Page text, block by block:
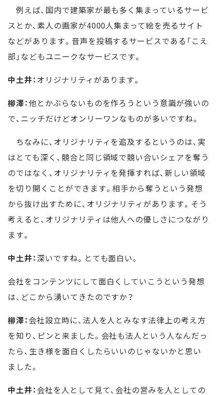
例えば、国内で建築家が最も多く集まっているサービ
スとか、素人の画家が4000人集まって絵を売るサイト
などがあります。音声を投稿するサービスである「こえ
部」などもユニークなサービスです。
中土井：オリジナリティがあります。
柳澤：他とかぶらないものを作ろうという意識が強いの
で、ニッチだけどオンリーワンなものが多いですね。
ちなみに、オリジナリティを追及するというのは、実
はとても深く、競合と同じ領域で競い合いシェアを奪う
のではなく、オリジナリティを発揮すれば、新しい領域
を切り開くことができます。相手から奪うという発想
から抜け出すために、オリジナリティがあります。そう
考えると、オリジナリティは他人への優しさにつながり
ます。
中土井：深いですね。とても面白い。
会社をコンテンツにして面白くしていこうという発想
は、どこから湧いてきたのですか？
柳澤：会社設立時に、法人を人とみなす法律上の考え方
を知り、ピンと来ました。会社も法人という人なんだっ
たら、生き様を面白くしたらいいのじゃないかと思い
ました。
中土井：会社を人として見て、会社の営みを人としての